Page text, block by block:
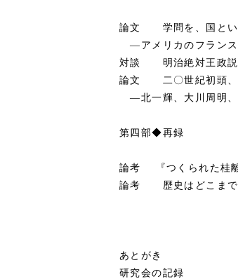
論文 学問を、国とい
―アメリカのフランス
対談 明治絶対王政説
論文 二〇世紀初頭、
―北一輝、大川周明、
第四部◆再録
論考 『つくられた桂離
論考 歴史はどこまで
あとがき
研究会の記録